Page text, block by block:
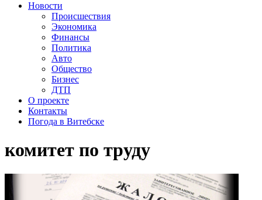
Новости
Происшествия
Экономика
Финансы
Политика
Авто
Общество
Бизнес
ДТП
О проекте
Контакты
Погода в Витебске
комитет по труду